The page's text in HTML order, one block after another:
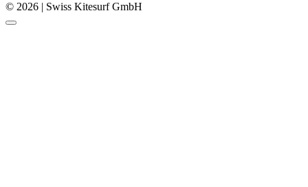
© 2026 | Swiss Kitesurf GmbH